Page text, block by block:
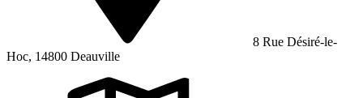
8 Rue Désiré-le-
Hoc, 14800 Deauville